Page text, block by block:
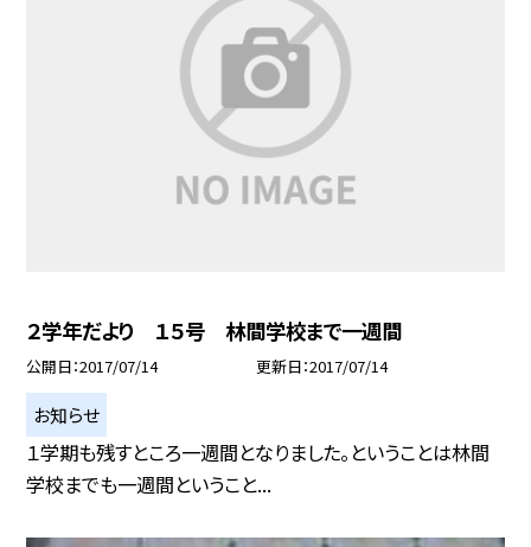
２学年だより １５号 林間学校まで一週間
公開日 2017/07/14 更新日 2017/07/14
お知らせ
１学期も残すところ一週間となりました。ということは林間
学校までも一週間ということ...